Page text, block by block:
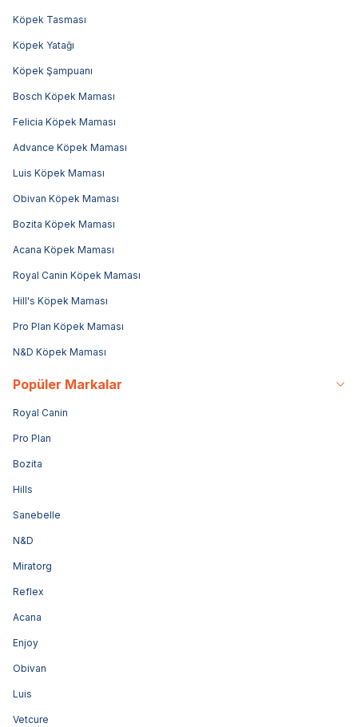
Köpek Tasması
Köpek Yatağı
Köpek Şampuanı
Bosch Köpek Maması
Felicia Köpek Maması
Advance Köpek Maması
Luis Köpek Maması
Obivan Köpek Maması
Bozita Köpek Maması
Acana Köpek Maması
Royal Canin Köpek Maması
Hill's Köpek Maması
Pro Plan Köpek Maması
N&D Köpek Maması
Popüler Markalar
Royal Canin
Pro Plan
Bozita
Hills
Sanebelle
N&D
Miratorg
Reflex
Acana
Enjoy
Obivan
Luis
Vetcure